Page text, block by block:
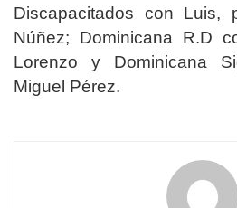
Discapacitados con Luis,
Núñez; Dominicana R.D
Lorenzo y Dominicana
Miguel Pérez.